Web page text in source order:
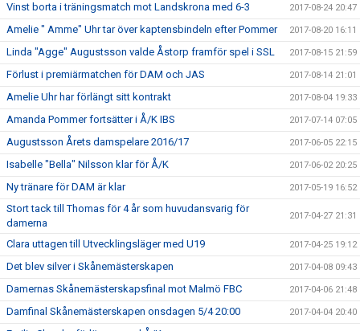
Vinst borta i träningsmatch mot Landskrona med 6-3 2017-08-24 20:47
Amelie " Amme" Uhr tar över kaptensbindeln efter Pommer 2017-08-20 16:11
Linda "Agge" Augustsson valde Åstorp framför spel i SSL 2017-08-15 21:59
Förlust i premiärmatchen för DAM och JAS 2017-08-14 21:01
Amelie Uhr har förlängt sitt kontrakt 2017-08-04 19:33
Amanda Pommer fortsätter i Å/K IBS 2017-07-14 07:05
Augustsson Årets damspelare 2016/17 2017-06-05 22:15
Isabelle "Bella" Nilsson klar för Å/K 2017-06-02 20:25
Ny tränare för DAM är klar 2017-05-19 16:52
Stort tack till Thomas för 4 år som huvudansvarig för
damerna
2017-04-27 21:31
Clara uttagen till Utvecklingsläger med U19 2017-04-25 19:12
Det blev silver i Skånemästerskapen 2017-04-08 09:43
Damernas Skånemästerskapsfinal mot Malmö FBC 2017-04-06 21:48
Damfinal Skånemästerskapen onsdagen 5/4 20:00 2017-04-04 20:40